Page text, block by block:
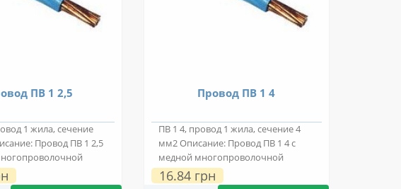
ПВ 1 2,5
1 жила, сечение
Провод ПВ 1 2,5
Провод ПВ 1 4
ПВ 1 4, провод 1 жила, сечение 4
мм2 Описание: Провод ПВ 1 4 с
медной многопроволочной
токопроводяще..
16.84 грн